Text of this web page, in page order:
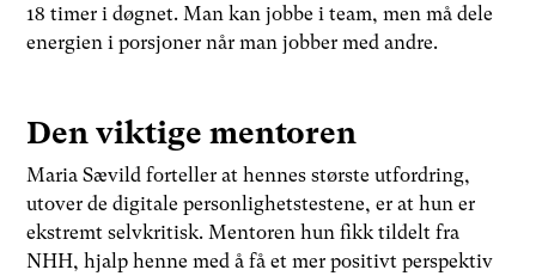
18 timer i døgnet. Man kan jobbe i team, men må dele
energien i porsjoner når man jobber med andre.
Den viktige mentoren
Maria Sævild forteller at hennes største utfordring,
utover de digitale personlighetstestene, er at hun er
ekstremt selvkritisk. Mentoren hun fikk tildelt fra
NHH, hjalp henne med å få et mer positivt perspektiv